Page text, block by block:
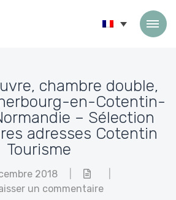
chambre double,
en-Cotentin-
– Sélection
adresses Cotentin
Tourisme
2018
un commentaire